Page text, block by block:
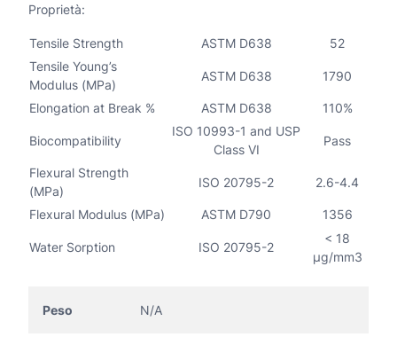
t
à
Proprietà:
Tensile Strength ASTM D638
52
Tensile Young’s
Modulus (MPa)
ASTM D638 1790
Elongation at Break % ASTM D638 110%
Biocompatibility
ISO 10993-1 and USP
Class VI
Pass
Flexural Strength
(MPa)
ISO 20795-2 2.6-4.4
Flexural Modulus (MPa) ASTM D790 1356
Water Sorption ISO 20795-2
< 18
μg/mm3
Peso N/A